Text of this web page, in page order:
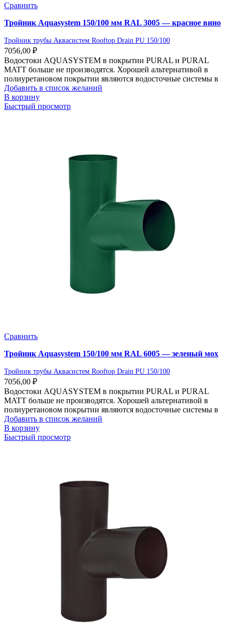
Сравнить
Тройник Aquasystem 150/100 мм RAL 3005 — красное вино
Тройник трубы Аквасистем Rooftop Drain PU 150/100
7056,00 ₽
Водостоки AQUASYSTEM в покрытии PURAL и PURAL
MATT больше не производятся. Хорошей альтернативой в
полиуретановом покрытии являются водосточные системы в
Добавить в список желаний
В корзину
Быстрый просмотр
Сравнить
Тройник Aquasystem 150/100 мм RAL 6005 — зеленый мох
Тройник трубы Аквасистем Rooftop Drain PU 150/100
7056,00 ₽
Водостоки AQUASYSTEM в покрытии PURAL и PURAL
MATT больше не производятся. Хорошей альтернативой в
полиуретановом покрытии являются водосточные системы в
Добавить в список желаний
В корзину
Быстрый просмотр